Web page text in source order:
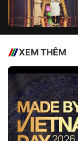
XEM THÊM